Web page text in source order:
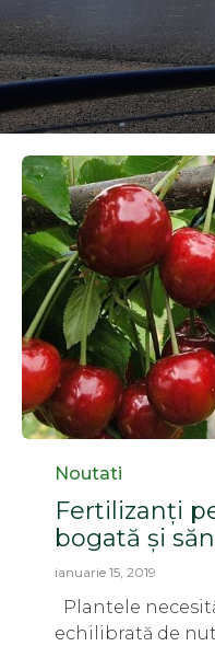
Category
Noutati
Fertilizanți
bogată și
ianuarie 15, 2019
Plantele
echilibrată de